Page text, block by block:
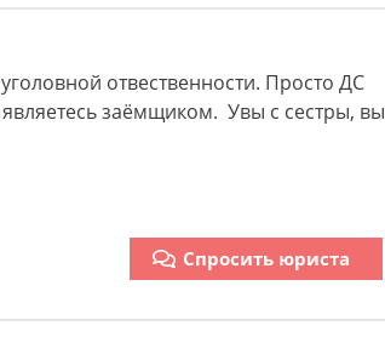
отвественности. Просто ДС
являетесь заёмщиком. Увы с сестры, вы
Спросить юриста